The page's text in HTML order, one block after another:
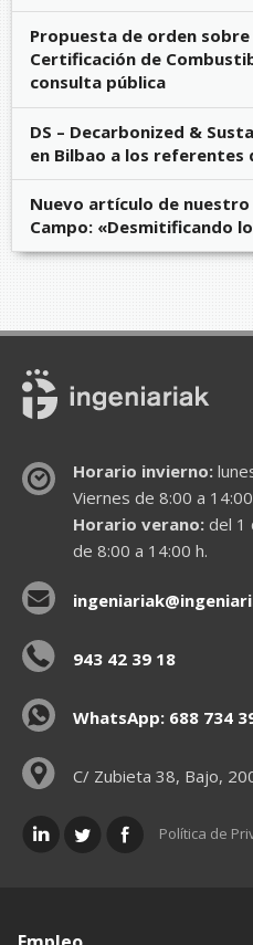
Propuesta de orden
Certificación de
consulta pública
DS – Decarbonized &
en Bilbao a los
Nuevo artículo de
Campo: «Desmitificando
Horario invierno:
Viernes de 8:00 a
Horario verano:del 1
de 8:00 a 14:00 h.
943 42 39 18
WhatsApp: 688 734
C/ Zubieta 38, Bajo,
Política de